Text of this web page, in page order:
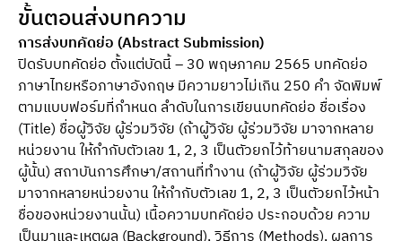
ขั้นตอนส่งบทความ
การส่งบทคัดย่อ (Abstract Submission)
ปิดรับบทคัดย่อ ตั้งแต่บัดนี้ – 30 พฤษภาคม 2565 บทคัดย่อ
ภาษาไทยหรือภาษาอังกฤษ มีความยาวไม่เกิน 250 คำ จัดพิมพ์
ตามแบบฟอร์มที่กำหนด ลำดับในการเขียนบทคัดย่อ ชื่อเรื่อง
(Title) ชื่อผู้วิจัย ผู้ร่วมวิจัย (ถ้าผู้วิจัย ผู้ร่วมวิจัย มาจากหลาย
หน่วยงาน ให้กำกับตัวเลข 1, 2, 3 เป็นตัวยกไว้ท้ายนามสกุลของ
ผู้นั้น) สถาบันการศึกษา/สถานที่ทำงาน (ถ้าผู้วิจัย ผู้ร่วมวิจัย
มาจากหลายหน่วยงาน ให้กำกับตัวเลข 1, 2, 3 เป็นตัวยกไว้หน้า
ชื่อของหน่วยงานนั้น) เนื้อความบทคัดย่อ ประกอบด้วย ความ